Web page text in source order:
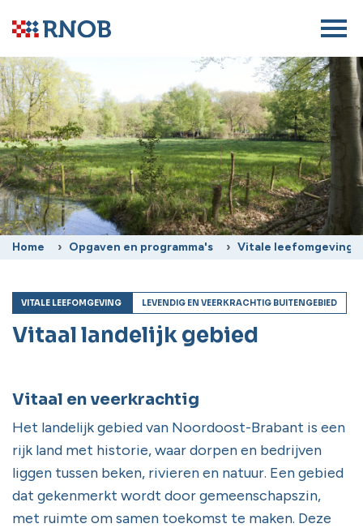
Home Opgaven en programma's Vitale leefomgeving
VITALE LEEFOMGEVING LEVENDIG EN VEERKRACHTIG BUITENGEBIED
Vitaal landelijk gebied
Vitaal en veerkrachtig
Het landelijk gebied van Noordoost-Brabant is een
rijk land met historie, waar dorpen en bedrijven
liggen tussen beken, rivieren en natuur. Een gebied
dat gekenmerkt wordt door gemeenschapszin,
met ruimte om samen toekomst te maken. Deze